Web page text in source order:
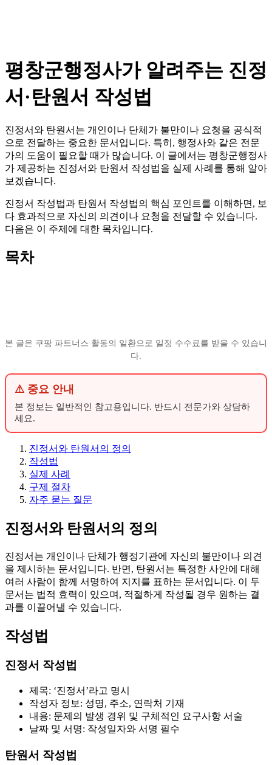
평창군행정사가 알려주는 진정
서·탄원서 작성법
진정서와 탄원서는 개인이나 단체가 불만이나 요청을 공식적
으로 전달하는 중요한 문서입니다. 특히, 행정사와 같은 전문
가의 도움이 필요할 때가 많습니다. 이 글에서는 평창군행정사
가 제공하는 진정서와 탄원서 작성법을 실제 사례를 통해 알아
보겠습니다.
진정서 작성법과 탄원서 작성법의 핵심 포인트를 이해하면, 보
다 효과적으로 자신의 의견이나 요청을 전달할 수 있습니다.
다음은 이 주제에 대한 목차입니다.
목차
본 글은 쿠팡 파트너스 활동의 일환으로 일정 수수료를 받을 수 있습니
다.
⚠ 중요 안내
본 정보는 일반적인 참고용입니다. 반드시 전문가와 상담하
세요.
진정서와 탄원서의 정의
작성법
실제 사례
구제 절차
자주 묻는 질문
진정서와 탄원서의 정의
진정서는 개인이나 단체가 행정기관에 자신의 불만이나 의견
을 제시하는 문서입니다. 반면, 탄원서는 특정한 사안에 대해
여러 사람이 함께 서명하여 지지를 표하는 문서입니다. 이 두
문서는 법적 효력이 있으며, 적절하게 작성될 경우 원하는 결
과를 이끌어낼 수 있습니다.
작성법
진정서 작성법
제목: ‘진정서’라고 명시
작성자 정보: 성명, 주소, 연락처 기재
내용: 문제의 발생 경위 및 구체적인 요구사항 서술
날짜 및 서명: 작성일자와 서명 필수
탄원서 작성법